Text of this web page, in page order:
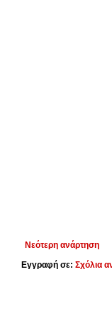
Νεότερη ανάρτηση
Εγγραφή σε: Σχόλια